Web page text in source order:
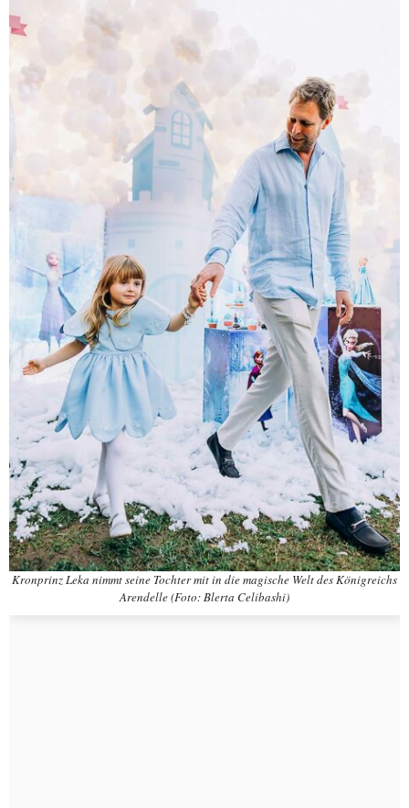
Kronprinz Leka nimmt seine Tochter mit in die magische Welt des Königreichs
Arendelle (Foto: Blerta Celibashi)